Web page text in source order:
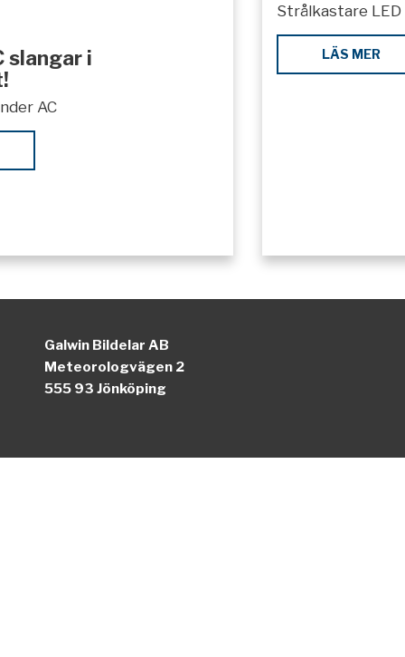
slangar i
AC
Strålkastare LED
LÄS MER
Galwin Bildelar AB
Meteorologvägen 2
555 93 Jönköping